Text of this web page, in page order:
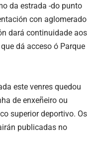
da estrada -do punto
con aglomerado
dará continuidade aos
dá acceso ó Parque
este venres quedou
de enxeñeiro ou
superior deportivo. Os
publicadas no